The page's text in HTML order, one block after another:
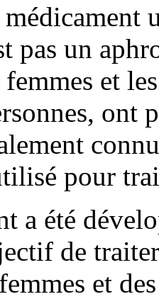
pas un
et
ont
pour
a été
de
et